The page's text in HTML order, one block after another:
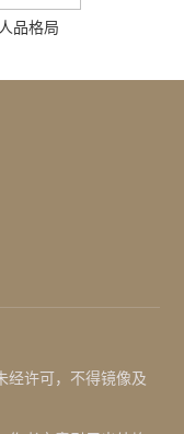
品格局
经许可，不得镜像及